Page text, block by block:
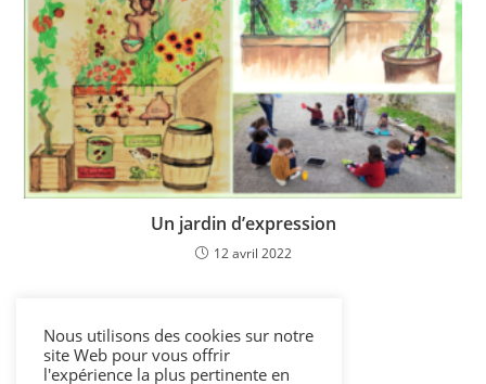
Un jardin d’expression
12 avril 2022
Nous utilisons des cookies sur notre
site Web pour vous offrir
l'expérience la plus pertinente en